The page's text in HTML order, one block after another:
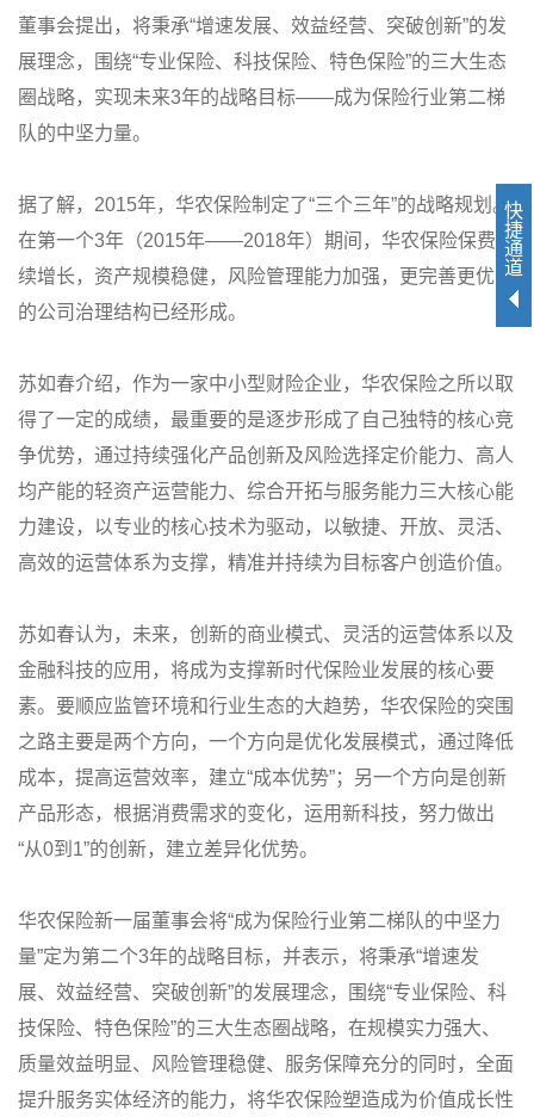
董事会提出，将秉承“增速发展、效益经营、突破创新”的发
展理念，围绕“专业保险、科技保险、特色保险”的三大生态
圈战略，实现未来3年的战略目标——成为保险行业第二梯
队的中坚力量。
据了解，2015年，华农保险制定了“三个三年”的战略规划。
在第一个3年（2015年——2018年）期间，华农保险保费持
续增长，资产规模稳健，风险管理能力加强，更完善更优化
的公司治理结构已经形成。
苏如春介绍，作为一家中小型财险企业，华农保险之所以取
得了一定的成绩，最重要的是逐步形成了自己独特的核心竞
争优势，通过持续强化产品创新及风险选择定价能力、高人
均产能的轻资产运营能力、综合开拓与服务能力三大核心能
力建设，以专业的核心技术为驱动，以敏捷、开放、灵活、
高效的运营体系为支撑，精准并持续为目标客户创造价值。
苏如春认为，未来，创新的商业模式、灵活的运营体系以及
金融科技的应用，将成为支撑新时代保险业发展的核心要
素。要顺应监管环境和行业生态的大趋势，华农保险的突围
之路主要是两个方向，一个方向是优化发展模式，通过降低
成本，提高运营效率，建立“成本优势”；另一个方向是创新
产品形态，根据消费需求的变化，运用新科技，努力做出
“从0到1”的创新，建立差异化优势。
华农保险新一届董事会将“成为保险行业第二梯队的中坚力
量”定为第二个3年的战略目标，并表示，将秉承“增速发
展、效益经营、突破创新”的发展理念，围绕“专业保险、科
技保险、特色保险”的三大生态圈战略，在规模实力强大、
质量效益明显、风险管理稳健、服务保障充分的同时，全面
提升服务实体经济的能力，将华农保险塑造成为价值成长性
快
捷
通
道